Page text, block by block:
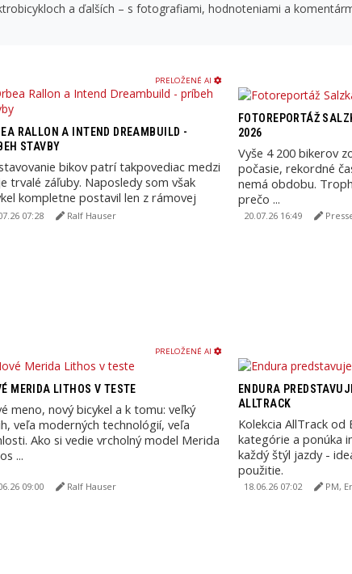
a ďalších – s fotografiami, hodnoteniami a
PRELOŽENÉ AI
RALLON A INTEND DREAMBUILD -
STAVBY
bikov patrí takpovediac medzi
trvalé záľuby. Naposledy som však
kompletne postavil len z rámovej
pred niekoľkými ...
07:28 Ralf Hauser
FOTOREPORTÁŽ
2026
Vyše 4 200 bikerov
počasie, rekordné
nemá obdobu.
prečo ...
20.07.26 16:49
PRELOŽENÉ AI
MERIDA LITHOS V TESTE
meno, nový bicykel a k tomu: veľký
veľa moderných technológií, veľa
Ako si vedie vrcholný model Merida
...
09:00 Ralf Hauser
ENDURA
ALLTRACK
Kolekcia AllTrack od
kategórie a ponúka
každý štýl jazdy -
použitie.
18.06.26 07:02 PM,